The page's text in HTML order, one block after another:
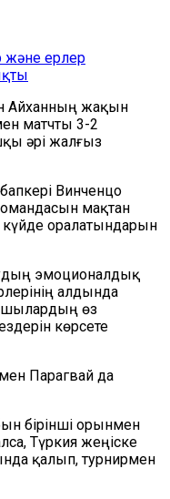
және ерлер
Айханның жақын
матчты 3-2
әрі жалғыз
Винченцо
мақтан
күйде оралатындарын
эмоционалдық
алдында
өз
көрсете
Парагвай да
бірінші орынмен
Түркия жеңіске
қалып, турнирмен